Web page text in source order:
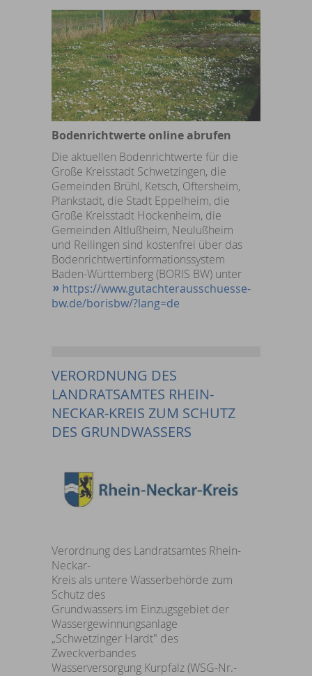
Bodenrichtwerte online abrufen
Die aktuellen Bodenrichtwerte für die
Große Kreisstadt Schwetzingen, die
Gemeinden Brühl, Ketsch, Oftersheim,
Plankstadt, die Stadt Eppelheim, die
Große Kreisstadt Hockenheim, die
Gemeinden Altlußheim, Neulußheim
und Reilingen sind kostenfrei über das
Bodenrichtwertinformationssystem
Baden-Württemberg (BORIS BW) unter
https://www.gutachterausschuesse-
bw.de/borisbw/?lang=de
VERORDNUNG DES
LANDRATSAMTES RHEIN-
NECKAR-KREIS ZUM SCHUTZ
DES GRUNDWASSERS
Verordnung des Landratsamtes Rhein-
Neckar-
Kreis als untere Wasserbehörde zum
Schutz des
Grundwassers im Einzugsgebiet der
Wassergewinnungsanlage
„Schwetzinger Hardt" des
Zweckverbandes
Wasserversorgung Kurpfalz (WSG-Nr.-